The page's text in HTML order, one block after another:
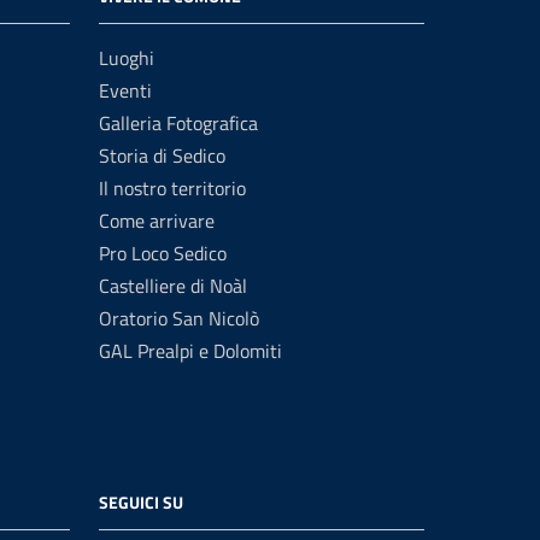
Luoghi
Eventi
Galleria Fotografica
Storia di Sedico
Il nostro territorio
Come arrivare
Pro Loco Sedico
Castelliere di Noàl
Oratorio San Nicolò
GAL Prealpi e Dolomiti
SEGUICI SU